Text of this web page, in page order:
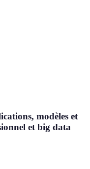
modèles et
et big data